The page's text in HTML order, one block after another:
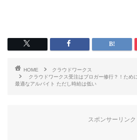
HOME
クラウドワークス
クラウドワークス受注はブロガー修行？！ため
最適なアルバイト ただし時給は低い
スポンサーリンク